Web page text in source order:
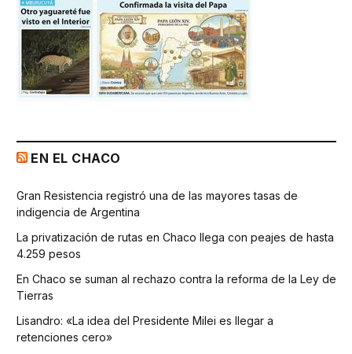
EN EL CHACO
Gran Resistencia registró una de las mayores tasas de
indigencia de Argentina
La privatización de rutas en Chaco llega con peajes de hasta
4.259 pesos
En Chaco se suman al rechazo contra la reforma de la Ley de
Tierras
Lisandro: «La idea del Presidente Milei es llegar a
retenciones cero»